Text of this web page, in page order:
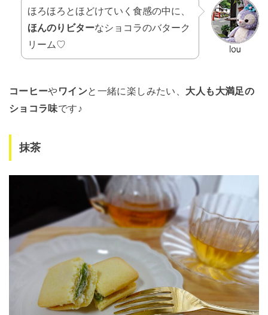
ほろほろとほどけていく食感の中に、
ほんのりビターなショコラのバターク
リーム♡
コーヒーやワインと一緒に楽しみたい、 大人も大満足の
ショコラ味です♪
抹茶